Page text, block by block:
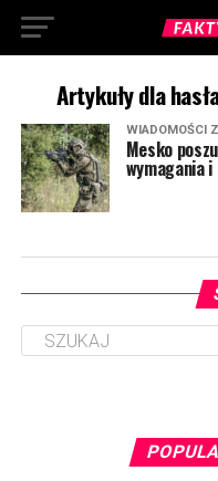
Artykuły dla
WIADOMOŚCI
Mesko
wymagania